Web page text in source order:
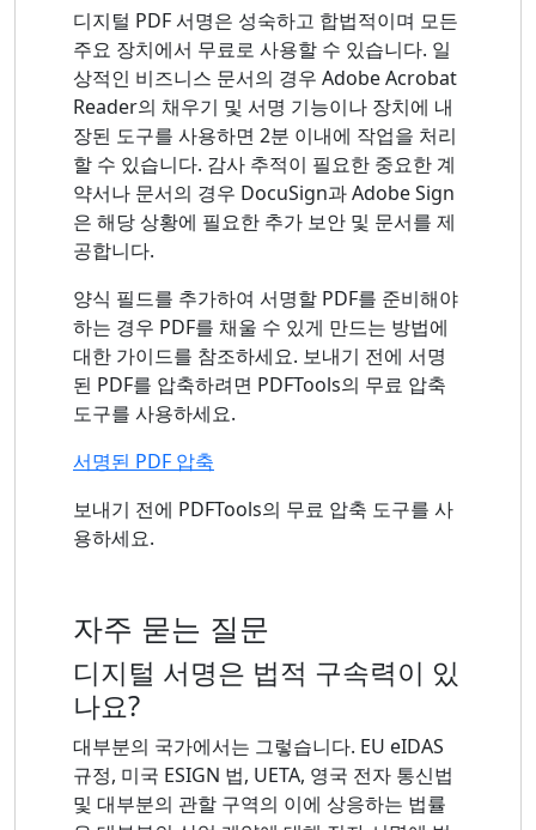
디지털 PDF 서명은 성숙하고 합법적이며 모든
주요 장치에서 무료로 사용할 수 있습니다. 일
상적인 비즈니스 문서의 경우 Adobe Acrobat
Reader의 채우기 및 서명 기능이나 장치에 내
장된 도구를 사용하면 2분 이내에 작업을 처리
할 수 있습니다. 감사 추적이 필요한 중요한 계
약서나 문서의 경우 DocuSign과 Adobe Sign
은 해당 상황에 필요한 추가 보안 및 문서를 제
공합니다.
양식 필드를 추가하여 서명할 PDF를 준비해야
하는 경우 PDF를 채울 수 있게 만드는 방법에
대한 가이드를 참조하세요. 보내기 전에 서명
된 PDF를 압축하려면 PDFTools의 무료 압축
도구를 사용하세요.
서명된 PDF 압축
보내기 전에 PDFTools의 무료 압축 도구를 사
용하세요.
자주 묻는 질문
디지털 서명은 법적 구속력이 있
나요?
대부분의 국가에서는 그렇습니다. EU eIDAS
규정, 미국 ESIGN 법, UETA, 영국 전자 통신법
및 대부분의 관할 구역의 이에 상응하는 법률